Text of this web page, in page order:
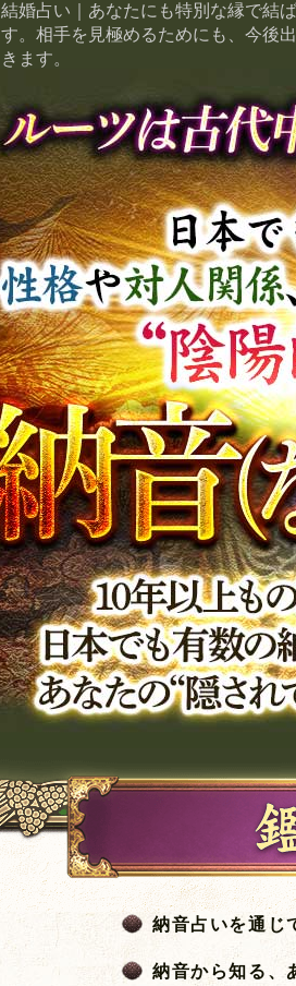
結婚占い｜あなたにも特別な縁で結
す。相手を見極めるためにも、今後
きます。
納音占いを通じ
納音から知る、